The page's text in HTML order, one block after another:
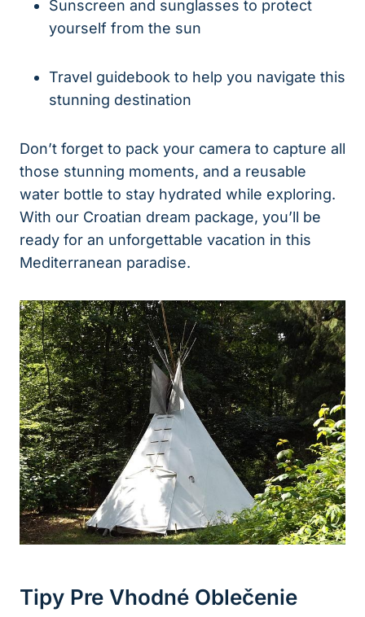
Sunscreen and sunglasses to protect
yourself from the sun
Travel guidebook to help you navigate this
stunning destination
Don’t forget to pack your camera to capture all
those stunning moments, and a reusable
water bottle to stay hydrated while exploring.
With our Croatian dream package, you’ll be
ready for an unforgettable vacation in this
Mediterranean paradise.
Tipy Pre Vhodné Oblečenie